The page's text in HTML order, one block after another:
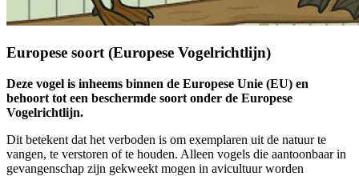
Europese soort (Europese Vogelrichtlijn)
Deze vogel is inheems binnen de Europese Unie (EU) en
behoort tot een beschermde soort onder de Europese
Vogelrichtlijn.
Dit betekent dat het verboden is om exemplaren uit de natuur te
vangen, te verstoren of te houden. Alleen vogels die aantoonbaar in
gevangenschap zijn gekweekt mogen in avicultuur worden